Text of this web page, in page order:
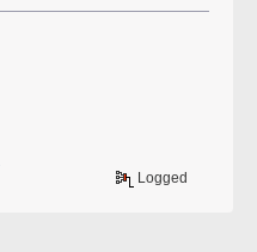
Logged